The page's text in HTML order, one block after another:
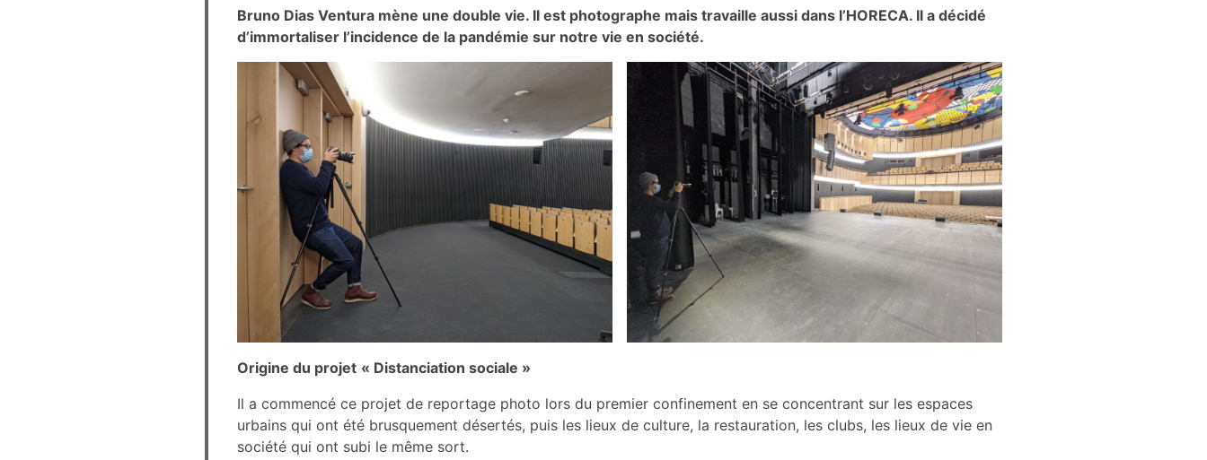
Bruno Dias Ventura mène une double vie. Il est photographe mais travaille aussi dans l’HORECA. Il a décidé
d’immortaliser l’incidence de la pandémie sur notre vie en société.
Origine du projet « Distanciation sociale »
Il a commencé ce projet de reportage photo lors du premier confinement en se concentrant sur les espaces
urbains qui ont été brusquement désertés, puis les lieux de culture, la restauration, les clubs, les lieux de vie en
société qui ont subi le même sort.